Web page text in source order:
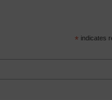
* indicates